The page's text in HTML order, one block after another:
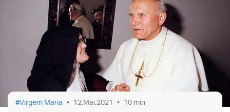
Virgem Maria 12.Mai.2021 10 min